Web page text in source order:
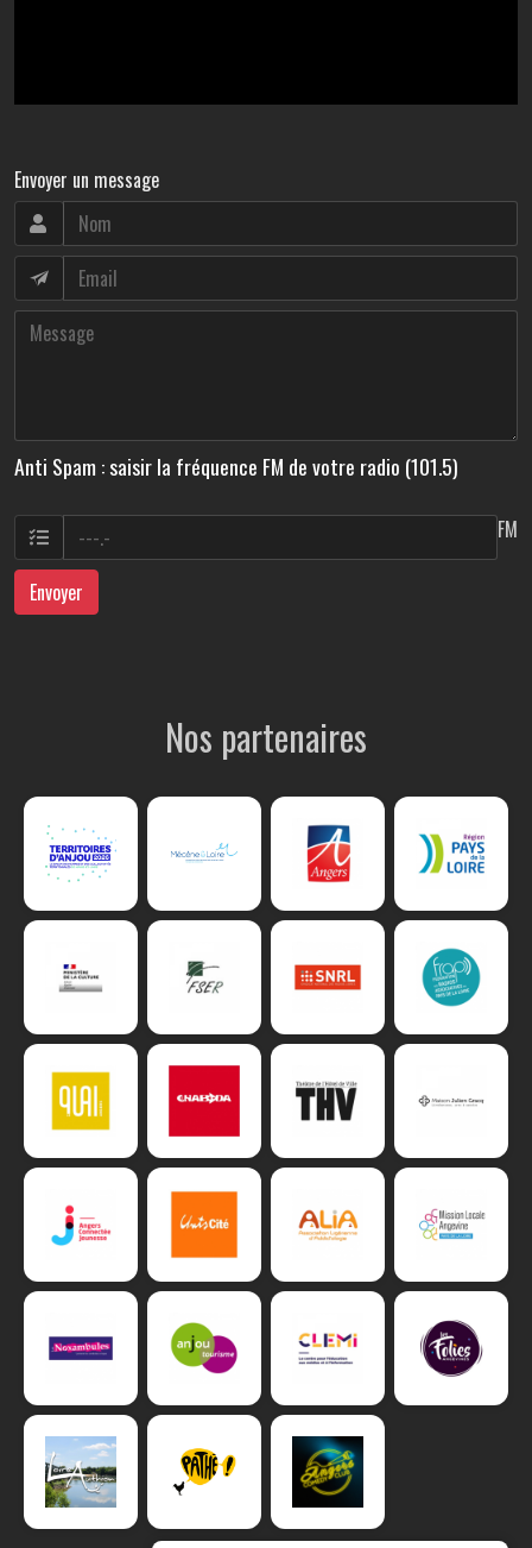
Envoyer un message
Anti Spam : saisir la fréquence FM de votre radio (101.5)
FM
Envoyer
Nos partenaires